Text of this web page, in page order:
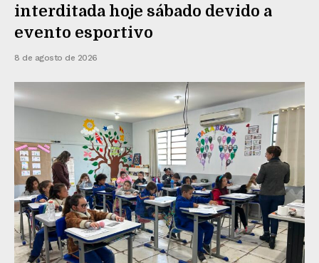
interditada hoje sábado devido a
evento esportivo
8 de agosto de 2026